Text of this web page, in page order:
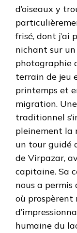
d’oiseaux y
frisé, dont j’ai
nichant sur
photographie
terrain de jeu
printemps et
migration.
traditionnel
pleinement la
un tour guidé
de Virpazar,
capitaine. Sa
nous a permis
où prospèrent
humaine du